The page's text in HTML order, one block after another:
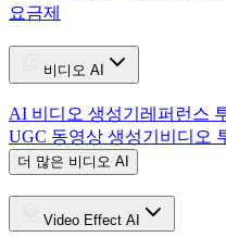
요금제
비디오 AI
AI 비디오 생성기 레퍼런스
UGC 동영상 생성기 비디오
더 많은 비디오 AI
Video Effect AI